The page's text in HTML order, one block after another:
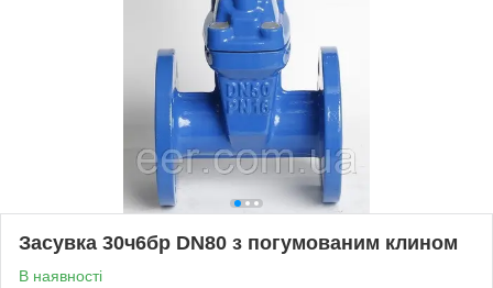
Засувка 30ч6бр DN80 з погумованим клином
В наявності